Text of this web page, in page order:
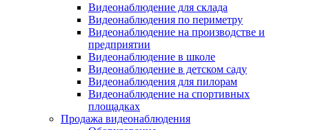
Видеонаблюдение для склада
Видеонаблюдения по периметру
Видеонаблюдение на производстве и
предприятии
Видеонаблюдение в школе
Видеонаблюдение в детском саду
Видеонаблюдения для пилорам
Видеонаблюдение на спортивных
площадках
Продажа видеонаблюдения